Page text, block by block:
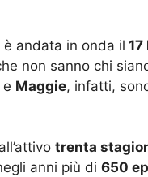
andata in onda il 17
non sanno chi
e Maggie, infatti,
trenta
anni più di 650